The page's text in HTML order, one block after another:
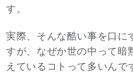
す。
実際、そんな酷い事を口に
すが、なぜか世の中って暗
えているコトって多いんで